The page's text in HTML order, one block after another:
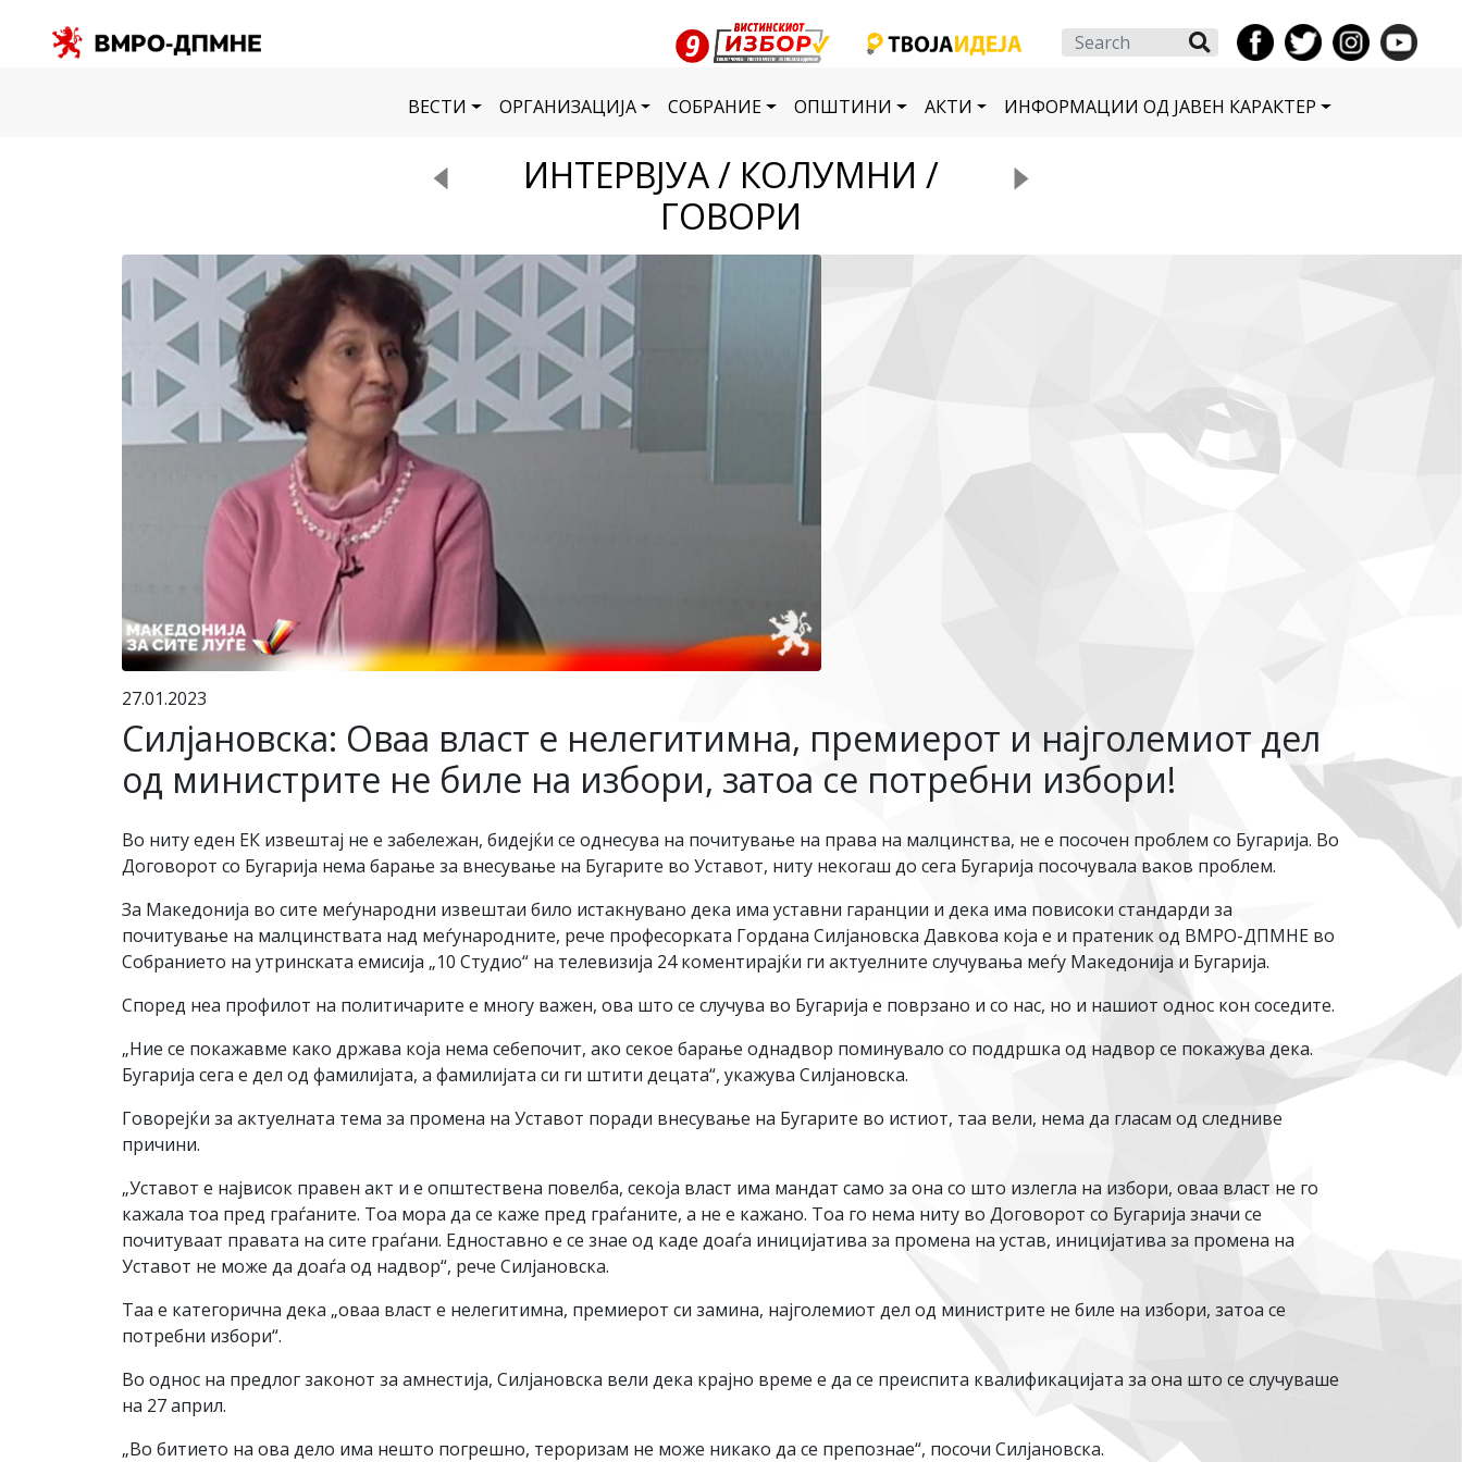
Search
ВЕСТИ ОРГАНИЗАЦИЈА СОБРАНИЕ ОПШТИНИ АКТИ ИНФОРМАЦИИ ОД ЈАВЕН КАРАКТЕР
ИНТЕРВЈУА / КОЛУМНИ /
ГОВОРИ
27.01.2023
Силјановска: Оваа власт е нелегитимна, премиерот и најголемиот дел
од министрите не биле на избори, затоа се потребни избори!
Во ниту еден ЕК извештај не е забележан, бидејќи се однесува на почитување на права на малцинства, не е посочен проблем со Бугарија. Во
Договорот со Бугарија нема барање за внесување на Бугарите во Уставот, ниту некогаш до сега Бугарија посочувала ваков проблем.
За Македонија во сите меѓународни извештаи било истакнувано дека има уставни гаранции и дека има повисоки стандарди за
почитување на малцинствата над меѓународните, рече професорката Гордана Силјановска Давкова која е и пратеник од ВМРО-ДПМНЕ во
Собранието на утринската емисија „10 Студио“ на телевизија 24 коментирајќи ги актуелните случувања меѓу Македонија и Бугарија.
Според неа профилот на политичарите е многу важен, ова што се случува во Бугарија е поврзано и со нас, но и нашиот однос кон соседите.
„Ние се покажавме како држава која нема себепочит, ако секое барање однадвор поминувало со поддршка од надвор се покажува дека.
Бугарија сега е дел од фамилијата, а фамилијата си ги штити децата“, укажува Силјановска.
Говорејќи за актуелната тема за промена на Уставот поради внесување на Бугарите во истиот, таа вели, нема да гласам од следниве
причини.
„Уставот е највисок правен акт и е општествена повелба, секоја власт има мандат само за она со што излегла на избори, оваа власт не го
кажала тоа пред граѓаните. Тоа мора да се каже пред граѓаните, а не е кажано. Тоа го нема ниту во Договорот со Бугарија значи се
почитуваат правата на сите граѓани. Едноставно е се знае од каде доаѓа иницијатива за промена на устав, иницијатива за промена на
Уставот не може да доаѓа од надвор“, рече Силјановска.
Таа е категорична дека „оваа власт е нелегитимна, премиерот си замина, најголемиот дел од министрите не биле на избори, затоа се
потребни избори“.
Во однос на предлог законот за амнестија, Силјановска вели дека крајно време е да се преиспита квалификацијата за она што се случуваше
на 27 април.
„Во битието на ова дело има нешто погрешно, тероризам не може никако да се препознае“, посочи Силјановска.